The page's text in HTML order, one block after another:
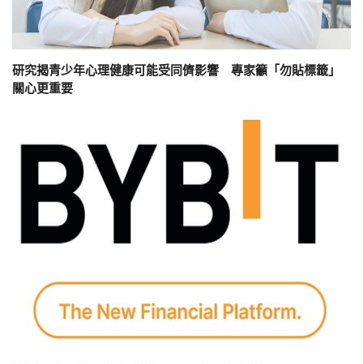
研究揭青少年心理健康可能受同儕影響 專家籲「勿貼標籤」
關心更重要